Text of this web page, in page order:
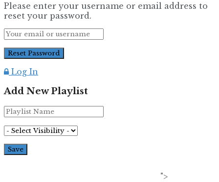
Please enter your username or email address to
reset your password.
Log In
Add New Playlist
">